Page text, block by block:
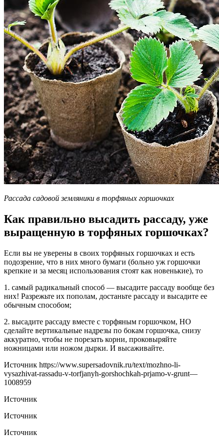
Рассада садовой земляники в торфяных горшочках
Как правильно высадить рассаду, уже
выращенную в торфяных горшочках?
Если вы не уверены в своих торфяных горшочках и есть
подозрение, что в них много бумаги (больно уж горшочки
крепкие и за месяц использования стоят как новенькие), то
1. самый радикальный способ — высадите рассаду вообще без
них! Разрежьте их пополам, достаньте рассаду и высадите ее
обычным способом;
2. высадите рассаду вместе с торфяным горшочком, НО
сделайте вертикальные надрезы по бокам горшочка, снизу
аккуратно, чтобы не порезать корни, проковыряйте
ножницами или ножом дырки. И высаживайте.
Источник https://www.supersadovnik.ru/text/mozhno-li-
vysazhivat-rassadu-v-torfjanyh-gorshochkah-prjamo-v-grunt—
1008959
Источник
Источник
Источник